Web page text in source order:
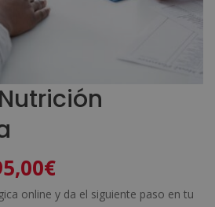
€El
precio
online y da el siguiente paso en tu